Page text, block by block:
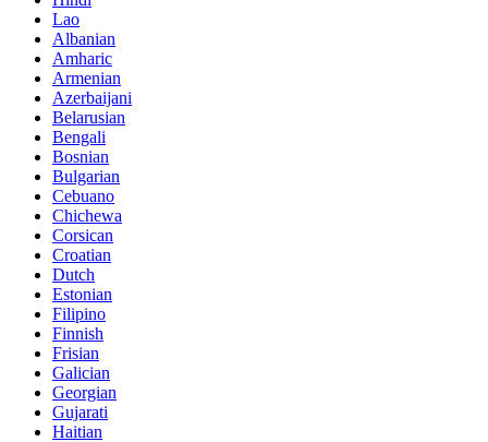
Lao
Albanian
Amharic
Armenian
Azerbaijani
Belarusian
Bengali
Bosnian
Bulgarian
Cebuano
Chichewa
Corsican
Croatian
Dutch
Estonian
Filipino
Finnish
Frisian
Galician
Georgian
Gujarati
Haitian